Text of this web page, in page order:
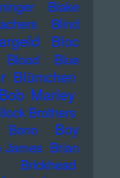
Blake
Blind
Bloc
Blood
Blue
Blümchen
Bob Marley
Brothers
Bono
Boy
James Brian
Brickhead